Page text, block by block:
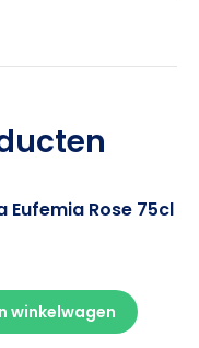
Eufemia Rose 75cl
winkelwagen